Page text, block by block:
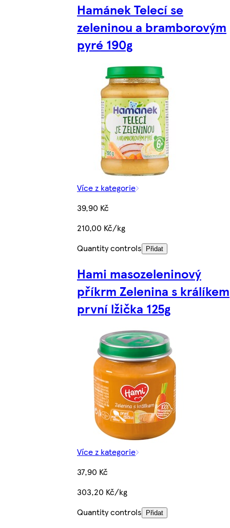
Hamánek Telecí se
zeleninou a bramborovým
pyré 190g
Více z kategorie
39,90 Kč
210,00 Kč/kg
Quantity controls
Přidat
Hami masozeleninový
příkrm Zelenina s králíkem
první lžička 125g
Více z kategorie
37,90 Kč
303,20 Kč/kg
Quantity controls
Přidat